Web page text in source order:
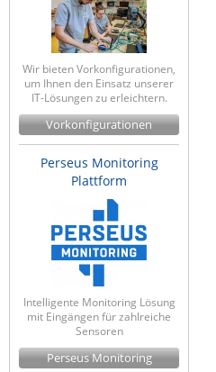
Power Kingdom
Poynting
Raritan
Riello UPS
Server Technology
SIRIO Antenne
Tactical Software
TEKTELIC
Teltonika
Unwired Networks
Vision
Wir bieten Vorkonfigurationen,
um Ihnen den Einsatz unserer
IT-Lösungen zu erleichtern.
Vorkonfigurationen
Perseus Monitoring
Plattform
Intelligente Monitoring Lösung
mit Eingängen für zahlreiche
Sensoren
Perseus Monitoring